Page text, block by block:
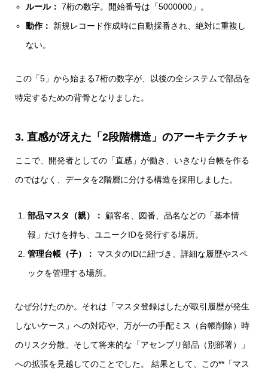
ルール： 7桁の数字。開始番号は「5000000」。
動作：
新規レコード作成時に自動採番され、絶対に重複し
ない。
この「5」から始まる7桁の数字が、以後の全システムで部品を
特定するための背骨となりました。
3. 直感が冴えた「2段階構造」のアーキテクチャ
ここで、開発者としての「直感」が働き、いきなり台帳を作る
のではなく、データを2階層に分ける構造を採用しました。
部品マスタ（親）：
顧客名、図番、品名などの「基本情
報」だけを持ち、ユニークIDを発行する場所。
管理台帳（子）：
マスタのIDに紐づき、詳細な履歴やスペ
ックを管理する場所。
なぜ分けたのか。それは「マスタ登録はしたが取引履歴が発生
しないケース」への対応や、万が一の手配ミス（台帳削除）時
のリスク分散、そして将来的な「アセンブリ部品（別部署）」
への拡張を見越してのことでした。 結果として、この**「マス